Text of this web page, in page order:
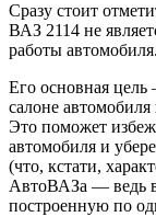
Сразу стоит
ВАЗ 2114 не
работы автомобиля.
Его основная
салоне
Это поможет
автомобиля и
(что, кстати,
АвтоВАЗа — ведь
построенную по